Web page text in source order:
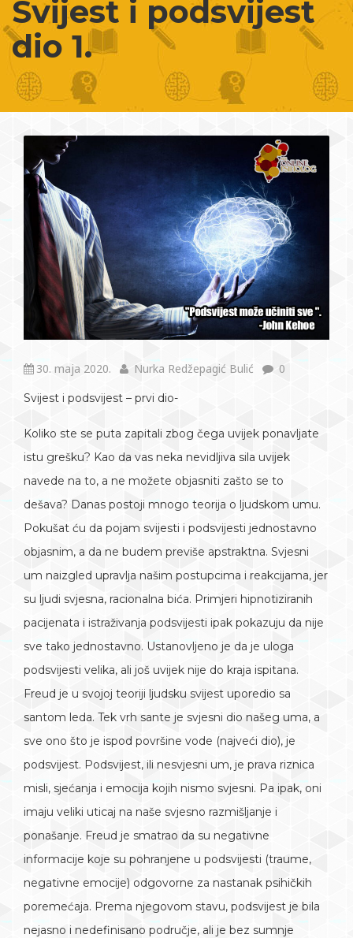
Svijest i podsvijest
dio 1.
30. maja 2020. Nurka Redžepagić Bulić 0
Svijest i podsvijest – prvi dio-
Koliko ste se puta zapitali zbog čega uvijek ponavljate
istu grešku? Kao da vas neka nevidljiva sila uvijek
navede na to, a ne možete objasniti zašto se to
dešava? Danas postoji mnogo teorija o ljudskom umu.
Pokušat ću da pojam svijesti i podsvijesti jednostavno
objasnim, a da ne budem previše apstraktna. Svjesni
um naizgled upravlja našim postupcima i reakcijama, jer
su ljudi svjesna, racionalna bića. Primjeri hipnotiziranih
pacijenata i istraživanja podsvijesti ipak pokazuju da nije
sve tako jednostavno. Ustanovljeno je da je uloga
podsvijesti velika, ali još uvijek nije do kraja ispitana.
Freud je u svojoj teoriji ljudsku svijest uporedio sa
santom leda. Tek vrh sante je svjesni dio našeg uma, a
sve ono što je ispod površine vode (najveći dio), je
podsvijest. Podsvijest, ili nesvjesni um, je prava riznica
misli, sjećanja i emocija kojih nismo svjesni. Pa ipak, oni
imaju veliki uticaj na naše svjesno razmišljanje i
ponašanje. Freud je smatrao da su negativne
informacije koje su pohranjene u podsvijesti (traume,
negativne emocije) odgovorne za nastanak psihičkih
poremećaja. Prema njegovom stavu, podsvijest je bila
nejasno i nedefinisano područje, ali je bez sumnje